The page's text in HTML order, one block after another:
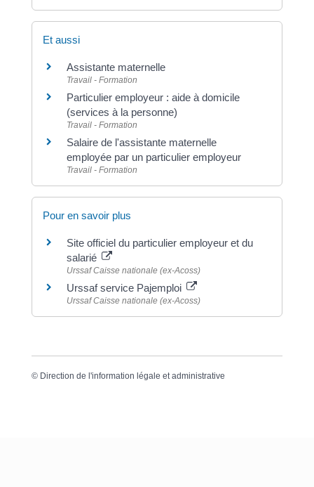
Et aussi
Assistante maternelle
Travail - Formation
Particulier employeur : aide à domicile
(services à la personne)
Travail - Formation
Salaire de l'assistante maternelle
employée par un particulier employeur
Travail - Formation
Pour en savoir plus
Site officiel du particulier employeur et du
salarié
Urssaf Caisse nationale (ex-Acoss)
Urssaf service Pajemploi
Urssaf Caisse nationale (ex-Acoss)
© Direction de l'information légale et administrative